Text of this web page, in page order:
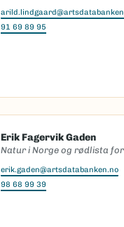
91 69 89 95
Erik Fagervik Gaden
Natur i Norge og rødlista
erik.gaden@artsdatabanken.no
98 68 99 39